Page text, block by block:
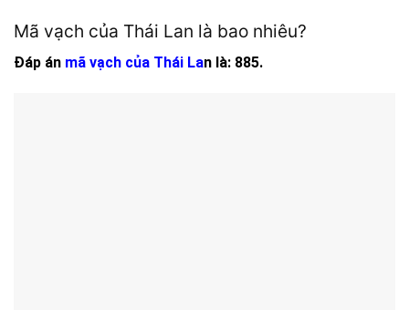
Mã vạch của Thái Lan là bao nhiêu?
Đáp án mã vạch của Thái Lan là: 885.